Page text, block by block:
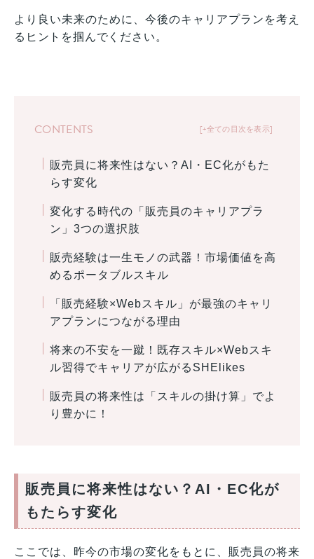
より良い未来のために、今後のキャリアプランを考え
るヒントを掴んでください。
+全ての目次を表示
CONTENTS
販売員に将来性はない？AI・EC化がもた
らす変化
変化する時代の「販売員のキャリアプラ
ン」3つの選択肢
販売経験は一生モノの武器！市場価値を高
めるポータブルスキル
「販売経験×Webスキル」が最強のキャリ
アプランにつながる理由
将来の不安を一蹴！既存スキル×Webスキ
ル習得でキャリアが広がるSHElikes
販売員の将来性は「スキルの掛け算」でよ
り豊かに！
販売員に将来性はない？AI・EC化が
もたらす変化
ここでは、昨今の市場の変化をもとに、販売員の将来